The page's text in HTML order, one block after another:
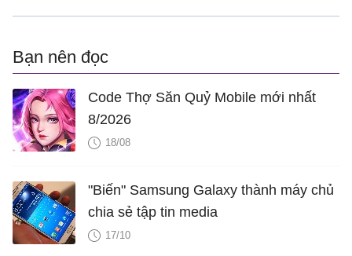
Bạn nên đọc
Code Thợ Săn Quỷ Mobile mới nhất
8/2026
18/08
"Biến" Samsung Galaxy thành máy chủ
chia sẻ tập tin media
17/10